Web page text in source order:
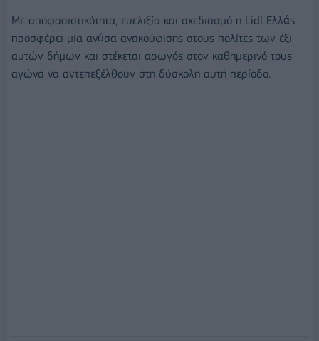
Με αποφασιστικότητα, ευελιξία και σχεδιασμό η Lidl Ελλάς
προσφέρει μία ανάσα ανακούφισης στους πολίτες των έξι
αυτών δήμων και στέκεται αρωγός στον καθημερινό τους
αγώνα να αντεπεξέλθουν στη δύσκολη αυτή περίοδο.